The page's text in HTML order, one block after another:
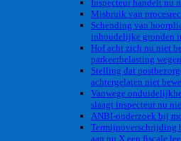
Inspecteur handelt nu
Misbruik van
Schending van
inhoudelijke gronden
Hof acht zich nu niet
parkeerbelasting
Stelling dat
achtergelaten niet
Vanwege
slaagt inspecteur nu
ANBI-onderzoek bij
Termijnoverschrijding
aan nu X een fiscale